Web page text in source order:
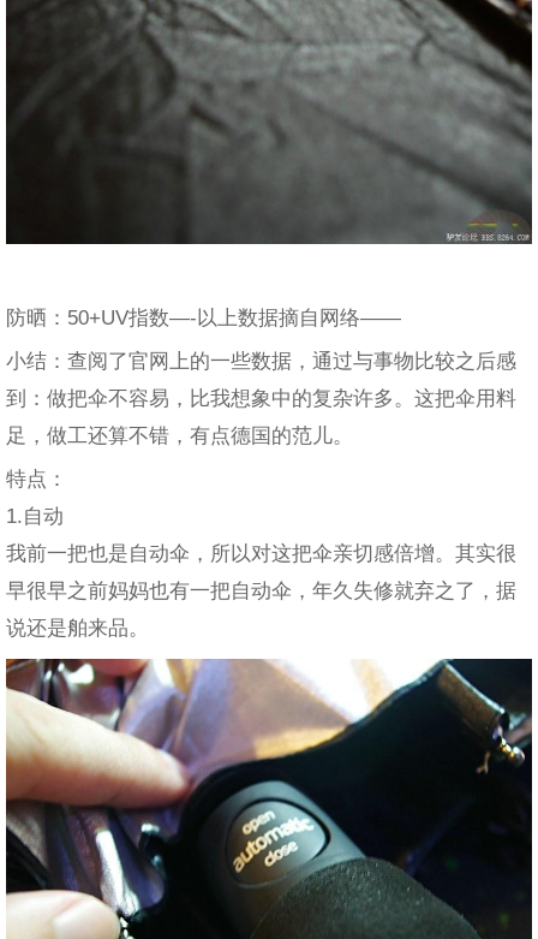
防晒：50+UV指数—-以上数据摘自网络——
小结：查阅了官网上的一些数据，通过与事物比较之后感
到：做把伞不容易，比我想象中的复杂许多。这把伞用料
足，做工还算不错，有点德国的范儿。
特点：
1.自动
我前一把也是自动伞，所以对这把伞亲切感倍增。其实很
早很早之前妈妈也有一把自动伞，年久失修就弃之了，据
说还是舶来品。